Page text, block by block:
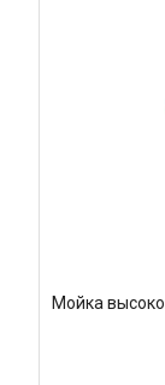
Мойка